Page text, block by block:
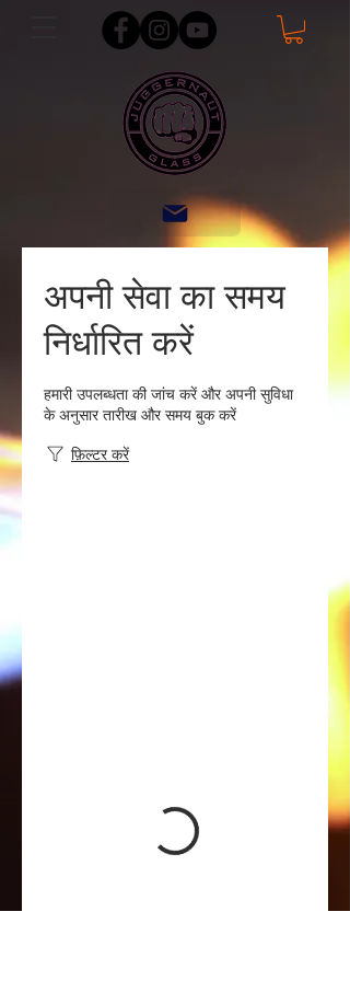
अपनी सेवा का समय
निर्धारित करें
हमारी उपलब्धता की जांच करें और अपनी सुविधा
के अनुसार तारीख और समय बुक करें
फ़िल्टर करें